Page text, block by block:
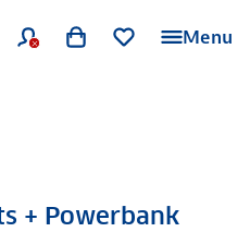
Menu
+ Powerbank